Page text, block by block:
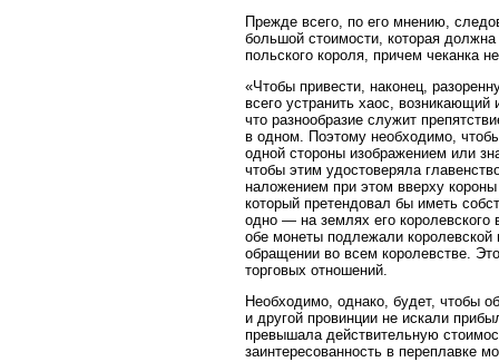
Прежде всего, по его мнению,
большой стоимости, которая
польского короля, причем чеканка
«Чтобы привести, наконец,
всего устранить хаос,
что разнообразие служит
в одном. Поэтому необходимо,
одной стороны изображением или
чтобы этим удостоверяла
наложением при этом вверху
который претендовал бы иметь
одно — на землях его
обе монеты подлежали королевской
обращении во всем королевстве.
торговых отношений.
Необходимо, однако, будет, чтобы
и другой провинции не искали
превышала действительную
заинтересованность в переплавке